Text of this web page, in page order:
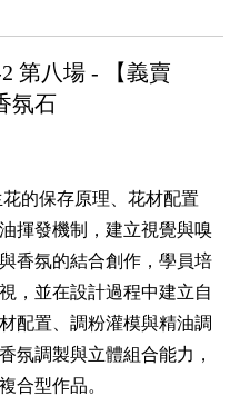
第八場 - 【義賣
氛石
的保存原理、花材配置
揮發機制，建立視覺與嗅
香氛的結合創作，學員培
，並在設計過程中建立自
配置、調粉灌模與精油調
氛調製與立體組合能力，
合型作品。